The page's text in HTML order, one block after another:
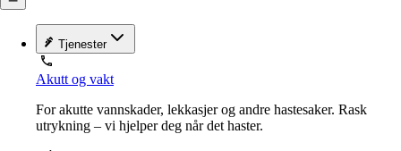
Tjenester
Akutt og vakt
For akutte vannskader, lekkasjer og andre hastesaker. Rask
utrykning – vi hjelper deg når det haster.